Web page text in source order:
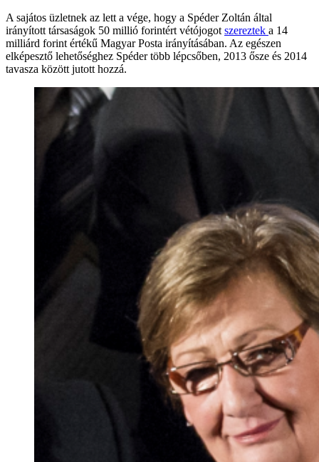
A sajátos üzletnek az lett a vége, hogy a Spéder Zoltán által
irányított társaságok 50 millió forintért vétójogot szereztek a 14
milliárd forint értékű Magyar Posta irányításában. Az egészen
elképesztő lehetőséghez Spéder több lépcsőben, 2013 ősze és 2014
tavasza között jutott hozzá.